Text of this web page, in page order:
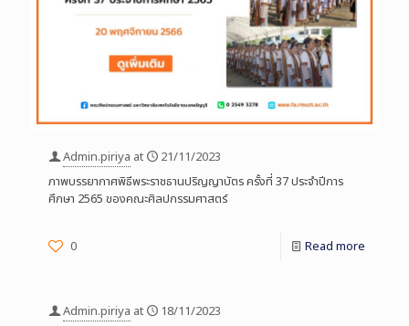
Admin.piriya at
21/11/2023
ภาพบรรยากาศพิธีพระราชธานปริญญาบัตร ครั้งที่ 37 ประจำปีการ
ศึกษา 2565 ของคณะศิลปกรรมศาสตร์
0 Read more
Admin.piriya at
18/11/2023